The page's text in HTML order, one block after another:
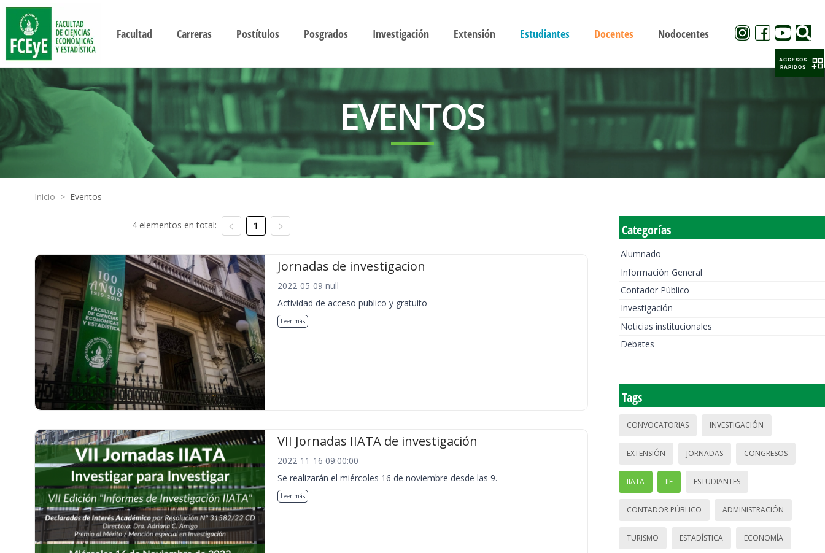
Facultad Carreras Postítulos Posgrados Investigación Extensión Estudiantes Docentes Nodocentes
EVENTOS
Inicio > Eventos
4 elementos en total: 1
Jornadas de investigacion
2022-05-09 null
Actividad de acceso publico y gratuito
Leer más
VII Jornadas IIATA de investigación
2022-11-16 09:00:00
Se realizarán el miércoles 16 de noviembre desde las 9.
Leer más
Categorías
Alumnado
Información General
Contador Público
Investigación
Noticias institucionales
Debates
Tags
CONVOCATORIAS INVESTIGACIÓN
EXTENSIÓN JORNADAS CONGRESOS
IIATA IIE ESTUDIANTES
CONTADOR PÚBLICO ADMINISTRACIÓN
TURISMO ESTADÍSTICA ECONOMÍA
ACCESOS
RAPIDOS